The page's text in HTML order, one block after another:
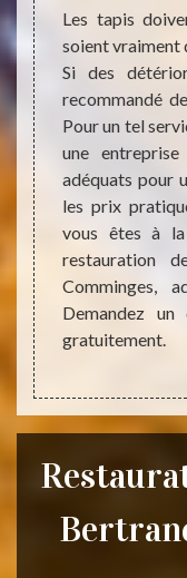
ou
Mais
le si
Les tapis
soient vraiment
Si des
recommandé
Pour un tel
une
adéquats pour
les prix
vous êtes à la
restauration
Comminges,
Demandez
gratuitement.